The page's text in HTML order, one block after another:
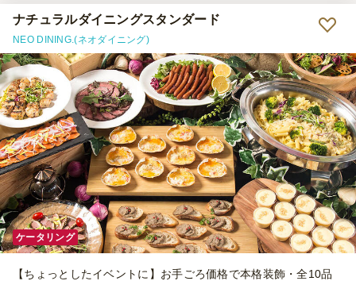
ナチュラルダイニングスタンダード
NEO DINING.(ネオダイニング)
ケータリング
【ちょっとしたイベントに】お手ごろ価格で本格装飾・全10品